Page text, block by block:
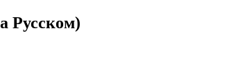
Русском)